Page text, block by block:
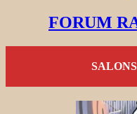
FORUM